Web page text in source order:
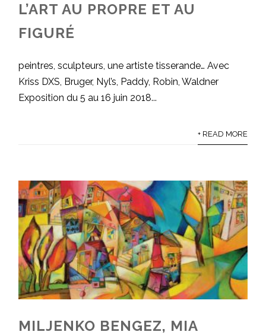
L’ART AU PROPRE ET AU
FIGURÉ
peintres, sculpteurs, une artiste tisserande… Avec
Kriss DXS, Bruger, Nyl’s, Paddy, Robin, Waldner
Exposition du 5 au 16 juin 2018...
+ READ MORE
MILJENKO BENGEZ, MIA